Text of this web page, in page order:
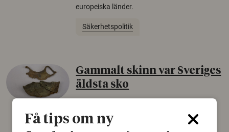
europeiska länder.
Säkerhetspolitik
Gammalt skinn var Sveriges
äldsta sko
Det som arkeologer länge trodde var en
Få tips om ny